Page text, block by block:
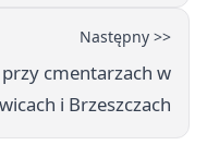
Następny >>
cmentarzach w
i Brzeszczach